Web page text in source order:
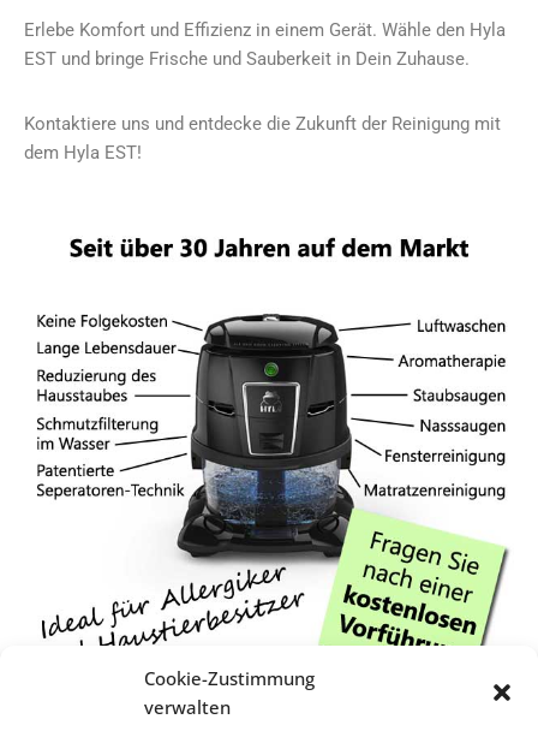
Cookie-Zustimmung
verwalten
Erlebe Komfort und Effizienz in einem Gerät. Wähle den Hyla
EST und bringe Frische und Sauberkeit in Dein Zuhause.
Kontaktiere uns und entdecke die Zukunft der Reinigung mit
dem Hyla EST!